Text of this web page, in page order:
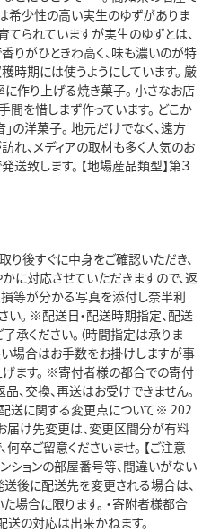
希少性の高い実生のゆずがありま
られていますが実生のゆずとは、
りがひときわ高く、味も濃いのが特
時期には使うようにしています。 厳
作り上げる焼き菓子。 小さなお店
間を惜しまず作っています。 どこか
の洋菓子。 地元だけでなく、遠方
れ、メディアの取材も多く人気のお
致します。 【地場産品類型】第３
後すぐに中身をご確認いただき、
に対応させていただきますので、返
等が分かる写真を添付し奈半利
い。 ※配送日・配送時期指定、配送
承ください。（時間指定は承りま
場合はお手数をお掛けしますが事
ます。 ※寄付者様の都合での寄付
、交換、再送はお受けできません。
送に関する変更点について※ 202
届け先変更は、変更区間分が有料
何卒ご留意くださいませ。 【ご注意
ションの部屋番号等、間違いがない
送後に配送先を変更される場合は、
場合に限ります。 ・寄附者様都合
送の対応は出来かねます。